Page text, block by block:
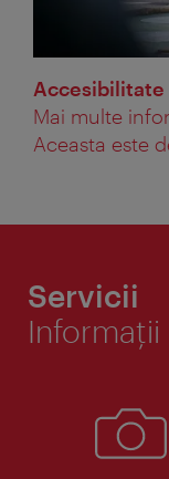
Accesibilitate
Mai multe
Aceasta este
Servicii
Informaţii